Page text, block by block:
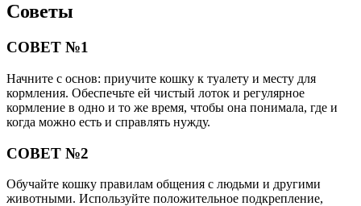
Советы
СОВЕТ №1
Начните с основ: приучите кошку к туалету и месту для
кормления. Обеспечьте ей чистый лоток и регулярное
кормление в одно и то же время, чтобы она понимала, где и
когда можно есть и справлять нужду.
СОВЕТ №2
Обучайте кошку правилам общения с людьми и другими
животными. Используйте положительное подкрепление,